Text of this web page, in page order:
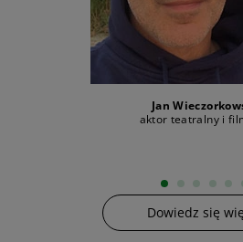
Jan
aktor teatralny i
Dowiedz się